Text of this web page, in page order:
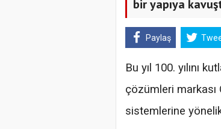
bir yapıya
Paylaş
Bu yıl 100. yılını
çözümleri markası
sistemlerine